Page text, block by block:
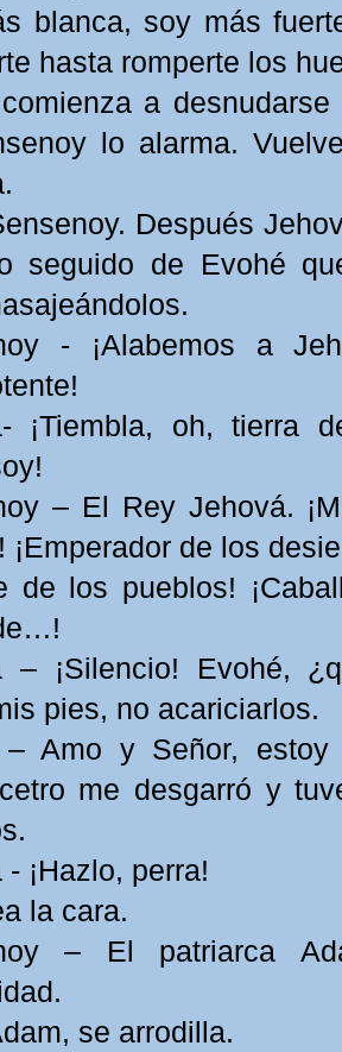
blanca, soy más
hasta romperte los
a
lo alarma.
Después
seguido de Evohé
- ¡Alabemos a
¡Tiembla, oh, tierra
– El Rey Jehová.
¡Emperador de los
de los pueblos!
– ¡Silencio! Evohé,
pies, no acariciarlos.
– Amo y Señor, estoy
me desgarró y
¡Hazlo, perra!
la cara.
– El patriarca
se arrodilla.